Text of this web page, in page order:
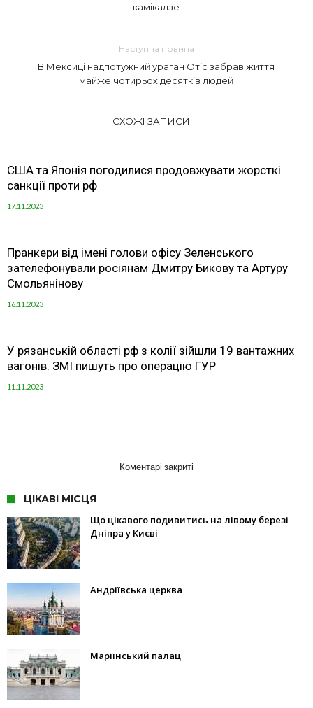
камікадзе
Наступна новина
В Мексиці надпотужний ураган Отіс забрав життя
майже чотирьох десятків людей
СХОЖІ ЗАПИСИ
США та Японія погодилися продовжувати жорсткі
санкції проти рф
17.11.2023
Пранкери від імені голови офісу Зеленського
зателефонували росіянам Дмитру Бикову та Артуру
Смольянінову
16.11.2023
У рязанській області рф з колії зійшли 19 вантажних
вагонів. ЗМІ пишуть про операцію ГУР
11.11.2023
Коментарі закриті
ЦІКАВІ МІСЦЯ
Що цікавого подивитись на лівому березі
Дніпра у Києві
Андріївська церква
Маріїнський палац